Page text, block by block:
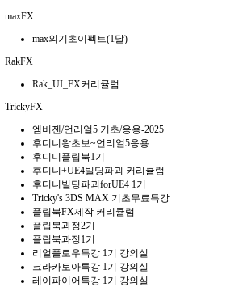
maxFX
max의기초이펙트(1달)
RakFX
Rak_UI_FX커리큘럼
TrickyFX
엠버젠/언리얼5 기초/응용-2025
후디니왕초보~언리얼5응용
후디니플립북1기
후디니+UE4빌딩파괴 커리큘럼
후디니빌딩파괴forUE4 1기
Tricky's 3DS MAX 기초무료특강
플립북FX제작 커리큘럼
플립북과정2기
플립북과정1기
리얼플로우특강 1기 강의실
크라카토아특강 1기 강의실
레이파이어특강 1기 강의실